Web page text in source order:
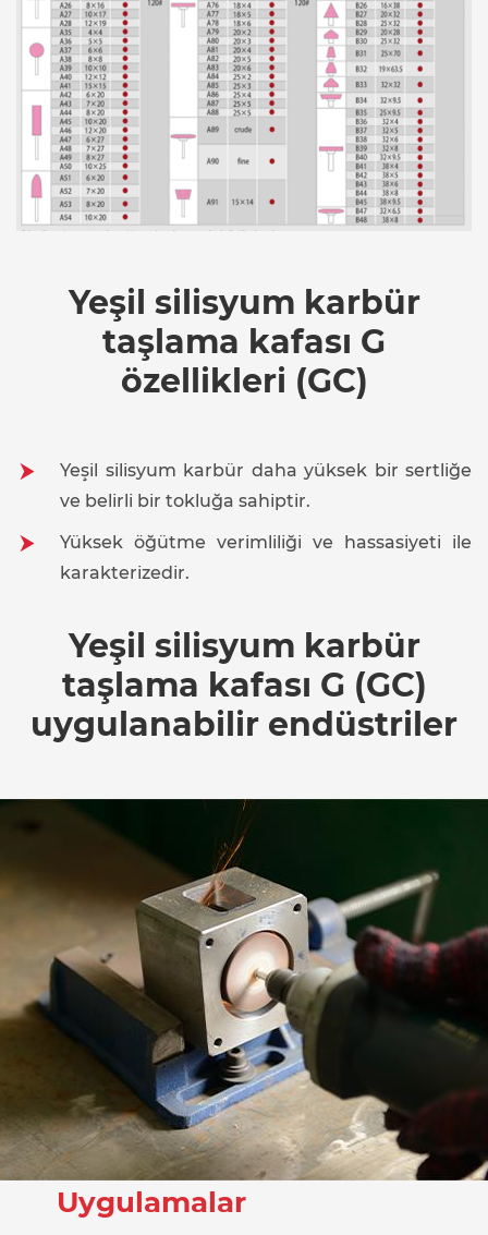
Yeşil silisyum karbür
taşlama kafası G
özellikleri (GC)
Yeşil silisyum karbür daha yüksek bir sertliğe
ve belirli bir tokluğa sahiptir.
Yüksek öğütme verimliliği ve hassasiyeti ile
karakterizedir.
Yeşil silisyum karbür
taşlama kafası G (GC)
uygulanabilir endüstriler
Uygulamalar